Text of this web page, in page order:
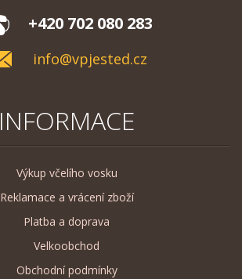
+420 702 080 283
info@vpjested.cz
INFORMACE
Výkup včelího vosku
Reklamace a vrácení zboží
Platba a doprava
Velkoobchod
Obchodní podmínky